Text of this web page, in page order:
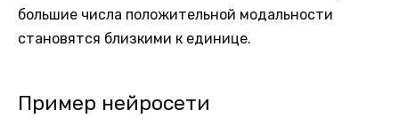
большие числа положительной модальности
становятся близкими к единице.
Пример нейросети